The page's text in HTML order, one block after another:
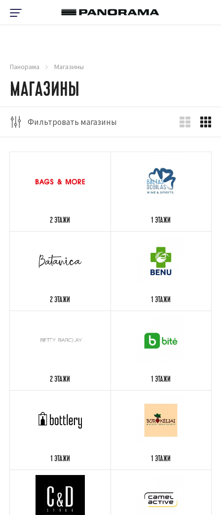
Панорама Магазины
МАГАЗИНЫ
Фильтровать магазины
2 ЭТАЖИ 1 ЭТАЖИ
2 ЭТАЖИ 1 ЭТАЖИ
2 ЭТАЖИ 1 ЭТАЖИ
1 ЭТАЖИ 1 ЭТАЖИ